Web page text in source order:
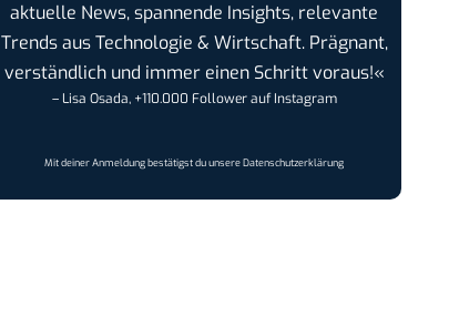
aktuelle News, spannende Insights, relevante
Trends aus Technologie & Wirtschaft. Prägnant,
verständlich und immer einen Schritt voraus!«
– Lisa Osada, +110.000 Follower auf Instagram
Mit deiner Anmeldung bestätigst du unsereDatenschutzerklärung